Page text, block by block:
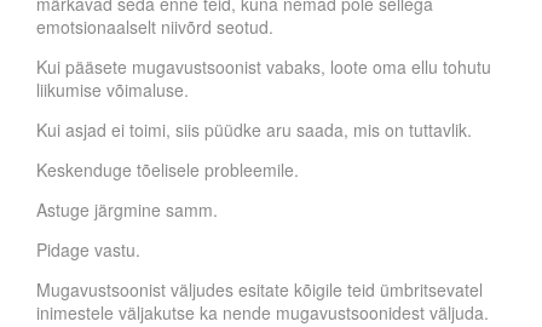
emotsionaalselt niivõrd seotud.
Kui pääsete mugavustsoonist vabaks, loote oma ellu tohutu
liikumise võimaluse.
Kui asjad ei toimi, siis püüdke aru saada, mis on tuttavlik.
Keskenduge tõelisele probleemile.
Astuge järgmine samm.
Pidage vastu.
Mugavustsoonist väljudes esitate kõigile teid ümbritsevatel
inimestele väljakutse ka nende mugavustsoonidest väljuda.